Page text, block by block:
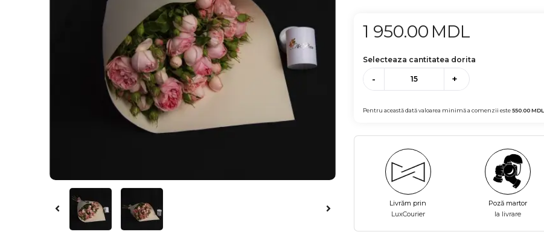
1 950.00 MDL
Selecteaza cantitatea dorita
- +
Pentru această dată valoarea minimă a comenzii este550.00MDL
Livrăm prin
LuxCourier
Poză martor
la livrare